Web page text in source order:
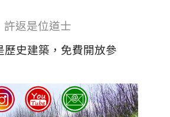
許返是位道士
歷史建築，免費開放參